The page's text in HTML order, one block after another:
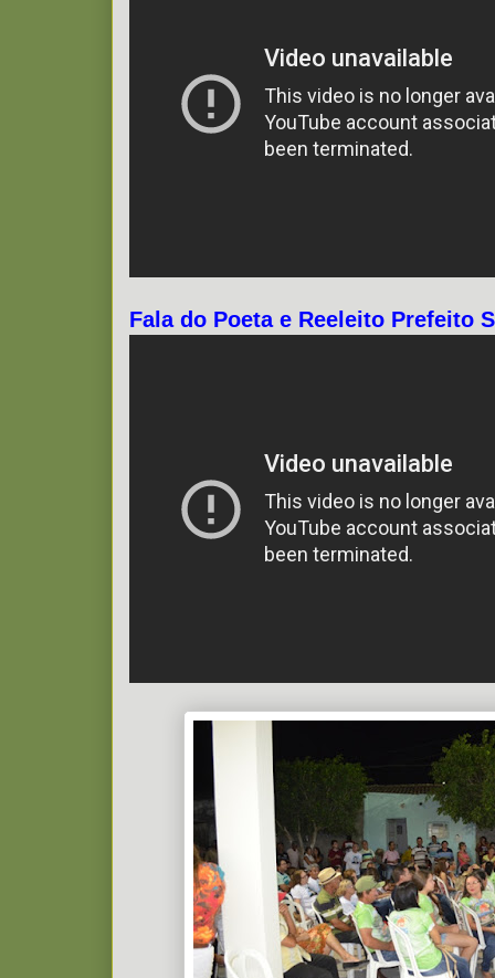
Fala do Poeta e Reeleito Prefeito